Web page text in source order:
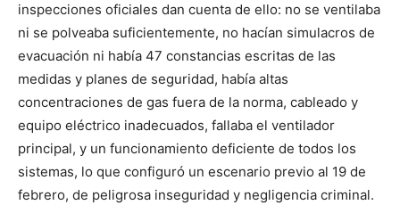
inspecciones oficiales dan cuenta de ello: no se ventilaba
ni se polveaba suficientemente, no hacían simulacros de
evacuación ni había 47 constancias escritas de las
medidas y planes de seguridad, había altas
concentraciones de gas fuera de la norma, cableado y
equipo eléctrico inadecuados, fallaba el ventilador
principal, y un funcionamiento deficiente de todos los
sistemas, lo que configuró un escenario previo al 19 de
febrero, de peligrosa inseguridad y negligencia criminal.